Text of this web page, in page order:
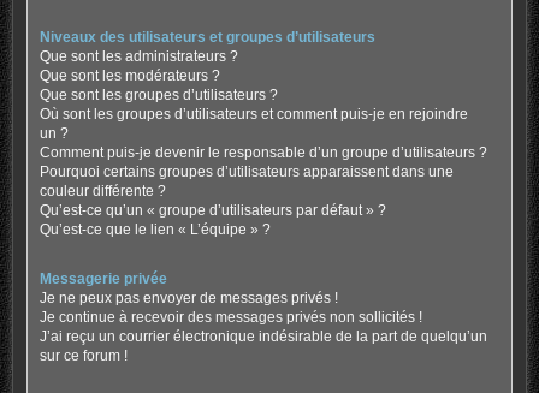
Niveaux des utilisateurs et groupes d’utilisateurs
Que sont les administrateurs ?
Que sont les modérateurs ?
Que sont les groupes d’utilisateurs ?
Où sont les groupes d’utilisateurs et comment puis-je en rejoindre
un ?
Comment puis-je devenir le responsable d’un groupe d’utilisateurs ?
Pourquoi certains groupes d’utilisateurs apparaissent dans une
couleur différente ?
Qu’est-ce qu’un « groupe d’utilisateurs par défaut » ?
Qu’est-ce que le lien « L’équipe » ?
Messagerie privée
Je ne peux pas envoyer de messages privés !
Je continue à recevoir des messages privés non sollicités !
J’ai reçu un courrier électronique indésirable de la part de quelqu’un
sur ce forum !